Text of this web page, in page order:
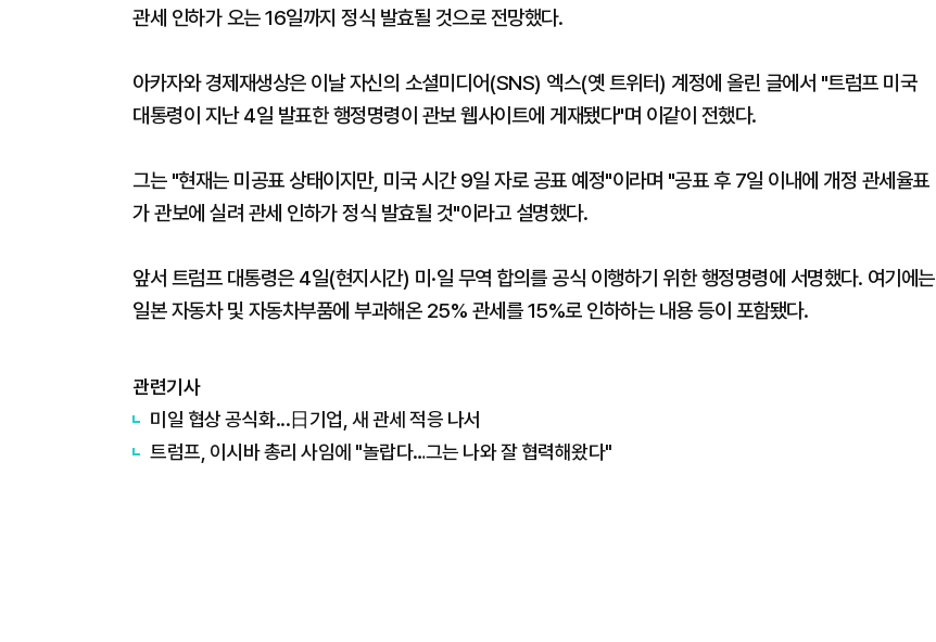
관세 인하가 오는 16일까지 정식 발효될 것으로 전망했다.
아카자와 경제재생상은 이날 자신의 소셜미디어(SNS) 엑스(옛 트위터) 계정에 올린 글에서 "트럼프 미국
대통령이 지난 4일 발표한 행정명령이 관보 웹사이트에 게재됐다"며 이같이 전했다.
그는 "현재는 미공표 상태이지만, 미국 시간 9일 자로 공표 예정"이라며 "공표 후 7일 이내에 개정 관세율표
가 관보에 실려 관세 인하가 정식 발효될 것"이라고 설명했다.
앞서 트럼프 대통령은 4일(현지시간) 미·일 무역 합의를 공식 이행하기 위한 행정명령에 서명했다. 여기에는
일본 자동차 및 자동차부품에 부과해온 25% 관세를 15%로 인하하는 내용 등이 포함됐다.
관련기사
미일 협상 공식화...日기업, 새 관세 적응 나서
트럼프, 이시바 총리 사임에 "놀랍다…그는 나와 잘 협력해왔다"